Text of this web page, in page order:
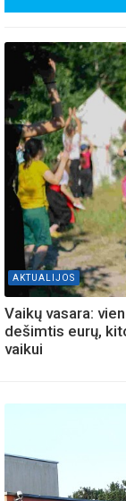
AKTUALIJOS
Vaikų vasara:
dešimtis eurų,
vaikui